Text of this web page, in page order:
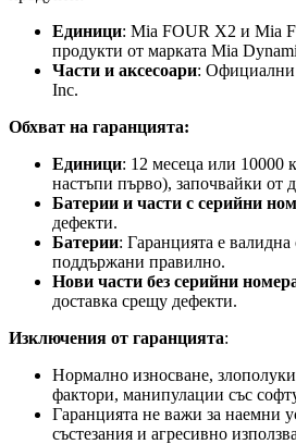
Единици: Mia FOUR X2 и Mia
продукти от марката Mia
Части и аксесоари: Официални
Inc.
Обхват на гаранцията:
Единици: 12 месеца или 10000
настъпи първо), започвайки от
Батерии и части с серийни
дефекти.
Батерии: Гаранцията е
поддържани правилно.
Нови части без серийни
доставка срещу дефекти.
Изключения от гаранцията:
Нормално износване,
фактори, манипулации със
Гаранцията не важи за наемни
състезания и агресивно